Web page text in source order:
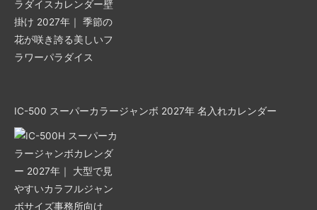
IC-500 スーパーカラージャンボ 2027年 名入れカレンダー